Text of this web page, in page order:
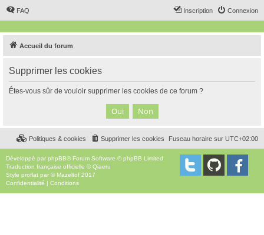
FAQ Connexion
Inscription
Accueil du forum
Supprimer les cookies
Êtes-vous sûr de vouloir supprimer les cookies de ce forum ?
Fuseau horaire sur UTC+02:00
Supprimer les cookies
Politiques & cookies
Développé par phpBB® Forum Software © phpBB Limited
Traduction française officielle ©Qiaeru
Style proflat par © Mazeltof 2017
Confidentialité | Conditions